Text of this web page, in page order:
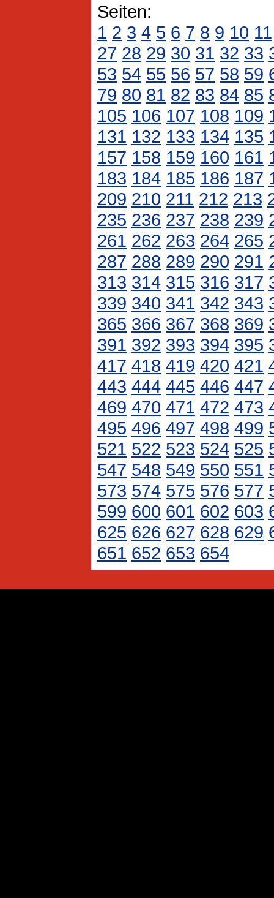
Seiten:
1 2 3 4 5 6 7 8 9 10 11
27 28 29 30 31 32 33
53 54 55 56 57 58 59
79 80 81 82 83 84 85
105 106 107 108 109
131 132 133 134 135
157 158 159 160 161
183 184 185 186 187
209 210 211 212 213
235 236 237 238 239
261 262 263 264 265
287 288 289 290 291
313 314 315 316 317
339 340 341 342 343
365 366 367 368 369
391 392 393 394 395
417 418 419 420 421
443 444 445 446 447
469 470 471 472 473
495 496 497 498 499
521 522 523 524 525
547 548 549 550 551
573 574 575 576 577
599 600 601 602 603
625 626 627 628 629
651 652 653 654